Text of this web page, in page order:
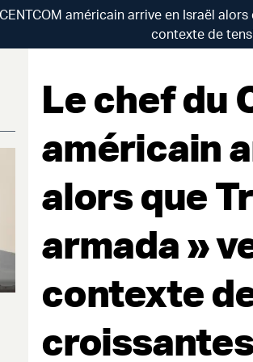
américain arrive en Israël
contexte de
Le chef du
américain
alors que
armada »
contexte
croissantes